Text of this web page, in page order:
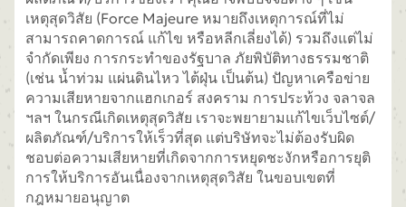
เหตุสุดวิสัย (Force Majeure หมายถึงเหตุการณ์ที่ไม่
สามารถคาดการณ์ แก้ไข หรือหลีกเลี่ยงได้) รวมถึงแต่ไม่
จำกัดเพียง การกระทำของรัฐบาล ภัยพิบัติทางธรรมชาติ
(เช่น น้ำท่วม แผ่นดินไหว ไต้ฝุ่น เป็นต้น) ปัญหาเครือข่าย
ความเสียหายจากแฮกเกอร์ สงคราม การประท้วง จลาจล
ฯลฯ ในกรณีเกิดเหตุสุดวิสัย เราจะพยายามแก้ไขเว็บไซต์/
ผลิตภัณฑ์/บริการให้เร็วที่สุด แต่บริษัทจะไม่ต้องรับผิด
ชอบต่อความเสียหายที่เกิดจากการหยุดชะงักหรือการยุติ
การให้บริการอันเนื่องจากเหตุสุดวิสัย ในขอบเขตที่
กฎหมายอนุญาต